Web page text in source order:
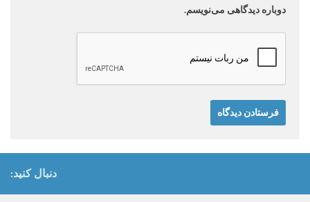
دوباره دیدگاهی می‌نویسم.
دنبال کنید: